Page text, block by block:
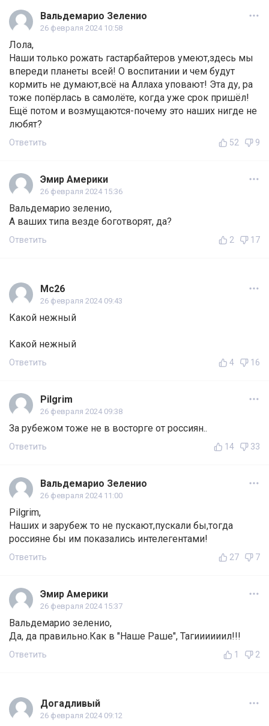
Вальдемарио Зеленио
26 февраля 2024 10:58
Лола,
Наши только рожать гастарбайтеров умеют,здесь мы
впереди планеты всей! О воспитании и чем будут
кормить не думают,всё на Аллаха уповают! Эта ду, ра
тоже попёрлась в самолёте, когда уже срок пришёл!
Ещё потом и возмущаются-почему это наших нигде не
любят?
Ответить 52 9
Эмир Америки
26 февраля 2024 15:36
Вальдемарио зеленио,
А ваших типа везде боготворят, да?
Ответить 2 17
Мс26
26 февраля 2024 09:43
Какой нежный
Какой нежный
Ответить 4 16
Pilgrim
26 февраля 2024 09:38
За рубежом тоже не в восторге от россиян..
Ответить 14 33
Вальдемарио Зеленио
26 февраля 2024 11:00
Pilgrim,
Наших и зарубеж то не пускают,пускали бы,тогда
россияне бы им показались интелегентами!
Ответить 27 7
Эмир Америки
26 февраля 2024 15:37
Вальдемарио зеленио,
Да, да правильно.Как в "Наше Раше", Тагиииииил!!!
Ответить 1 2
Догадливый
26 февраля 2024 09:12